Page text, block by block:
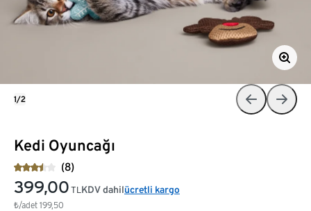
Kedi Oyuncağı
(8)
399,00 TL
₺/adet 199,50
KDV dahilücretli kargo
1/2